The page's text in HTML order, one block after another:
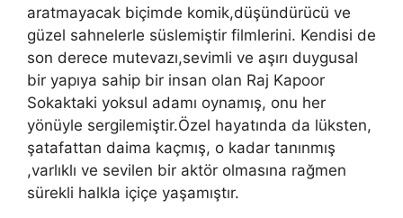
aratmayacak biçimde komik,düşündürücü ve
güzel sahnelerle süslemiştir filmlerini. Kendisi de
son derece mutevazı,sevimli ve aşırı duygusal
bir yapıya sahip bir insan olan Raj Kapoor
Sokaktaki yoksul adamı oynamış, onu her
yönüyle sergilemiştir.Özel hayatında da lüksten,
şatafattan daima kaçmış, o kadar tanınmış
,varlıklı ve sevilen bir aktör olmasına rağmen
sürekli halkla içiçe yaşamıştır.